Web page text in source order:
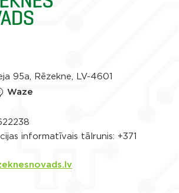
95a, Rēzekne, LV-4601
Waze
informatīvais tālrunis: +371